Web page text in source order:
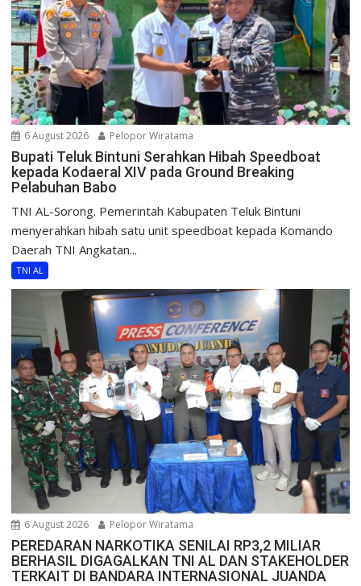
6 August 2026 Pelopor Wiratama
Bupati Teluk Bintuni Serahkan Hibah Speedboat
kepada Kodaeral XIV pada Ground Breaking
Pelabuhan Babo
TNI AL-Sorong. Pemerintah Kabupaten Teluk Bintuni
menyerahkan hibah satu unit speedboat kepada Komando
Daerah TNI Angkatan...
TNI AL
6 August 2026 Pelopor Wiratama
PEREDARAN NARKOTIKA SENILAI RP3,2 MILIAR
BERHASIL DIGAGALKAN TNI AL DAN STAKEHOLDER
TERKAIT DI BANDARA INTERNASIONAL JUANDA